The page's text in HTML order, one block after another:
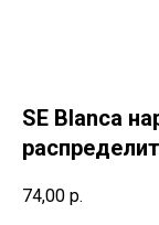
SE Blanca
74,00 р.